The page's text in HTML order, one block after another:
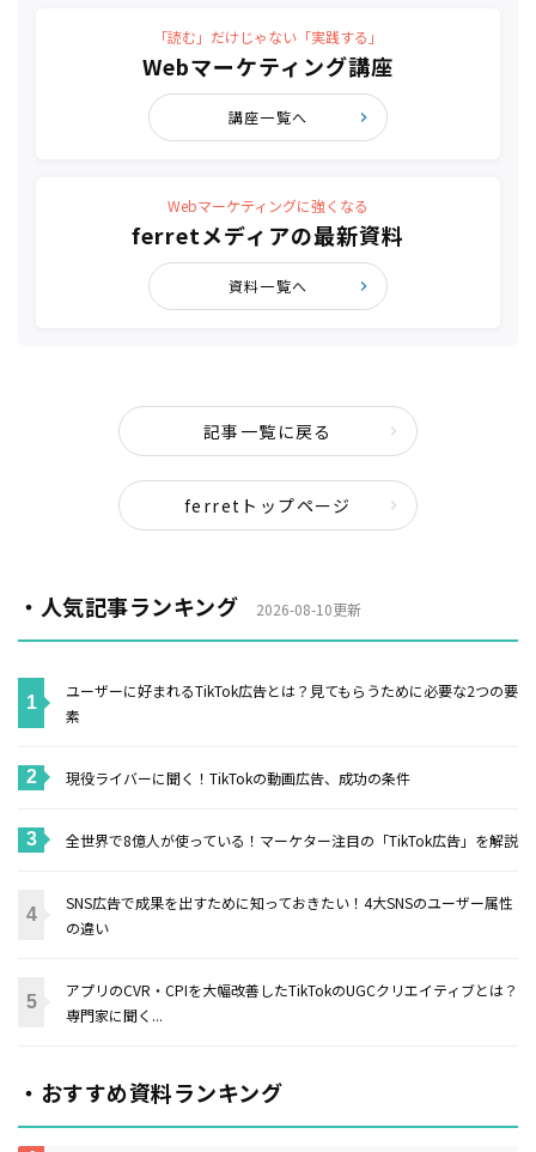
「読む」だけじゃない「実践する」
Webマーケティング講座
講座一覧へ
Webマーケティングに強くなる
ferretメディアの最新資料
資料一覧へ
記事一覧に戻る
ferretトップページ
・人気記事ランキング 2026-08-10更新
ユーザーに好まれるTikTok広告とは？見てもらうために必要な2つの要
素
現役ライバーに聞く！TikTokの動画広告、成功の条件
全世界で8億人が使っている！マーケター注目の「TikTok広告」を解説
SNS広告で成果を出すために知っておきたい！4大SNSのユーザー属性
の違い
アプリのCVR・CPIを大幅改善したTikTokのUGCクリエイティブとは？
専門家に聞く...
・おすすめ資料ランキング